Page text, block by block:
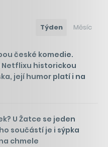
Týden Měsíc
české komedie.
Netflixu historickou
její humor platí i na
U Žatce se jeden
součástí je i sýpka
chmele